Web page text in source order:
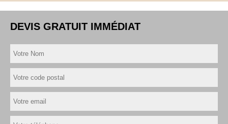
DEVIS GRATUIT IMMÉDIAT